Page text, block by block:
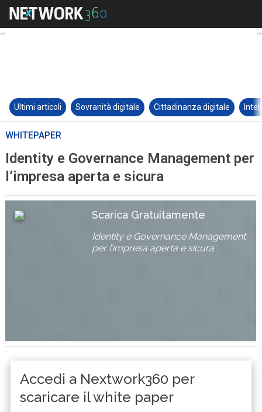
Ultimi articoli Sovranità digitale Cittadinanza digitale
WHITEPAPER
Identity e Governance Management per
l’impresa aperta e sicura
Scarica Gratuitamente
Identity e Governance Management
per l’impresa aperta e sicura
Accedi a Nextwork360 per
scaricare il white paper